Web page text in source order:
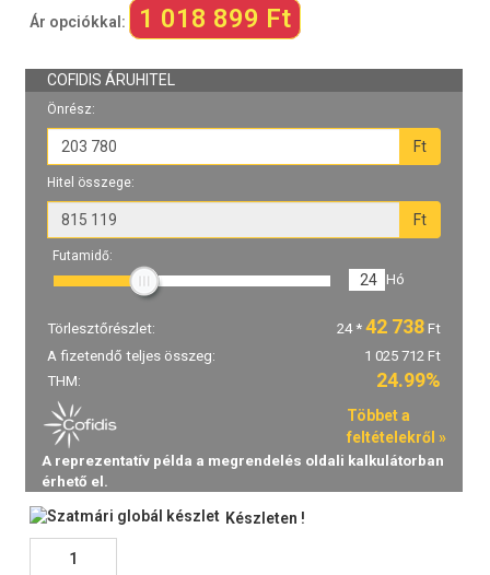
Ár opciókkal: 1 018 899 Ft
Készleten !